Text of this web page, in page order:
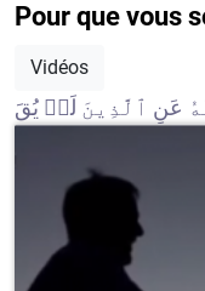
Pour que vous
Vidéos